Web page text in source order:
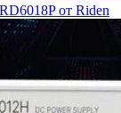
от Riden